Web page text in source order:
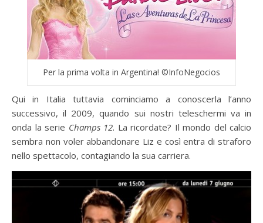
Per la prima volta in Argentina! ©InfoNegocios
Qui in Italia tuttavia cominciamo a conoscerla l’anno
successivo, il 2009, quando sui nostri teleschermi va in
onda la serie Champs 12. La ricordate? Il mondo del calcio
sembra non voler abbandonare Liz e così entra di straforo
nello spettacolo, contagiando la sua carriera.